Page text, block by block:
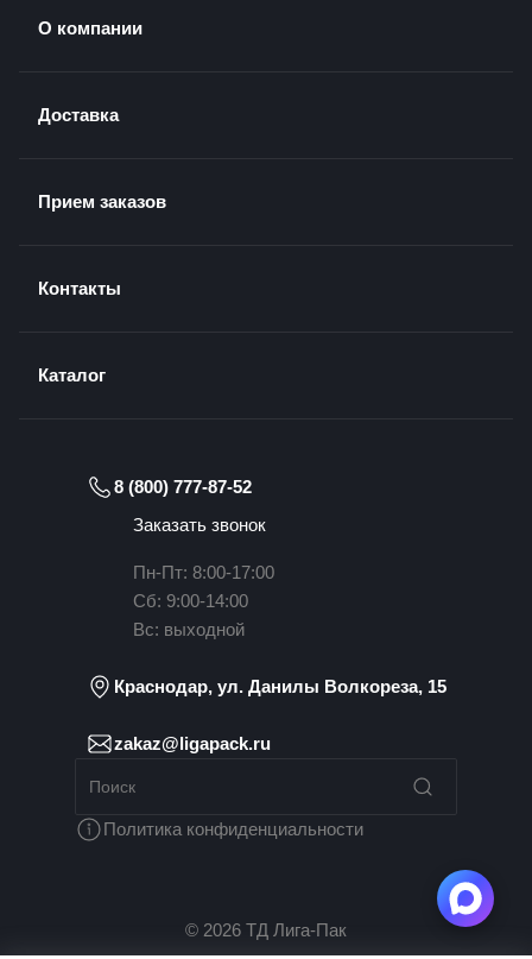
О компании
Доставка
Прием заказов
Контакты
Каталог
8 (800) 777-87-52
Заказать звонок
Пн-Пт: 8:00-17:00
Сб: 9:00-14:00
Вс: выходной
Краснодар, ул. Данилы Волкореза, 15
zakaz@ligapack.ru
Политика конфиденциальности
© 2026 ТД Лига-Пак